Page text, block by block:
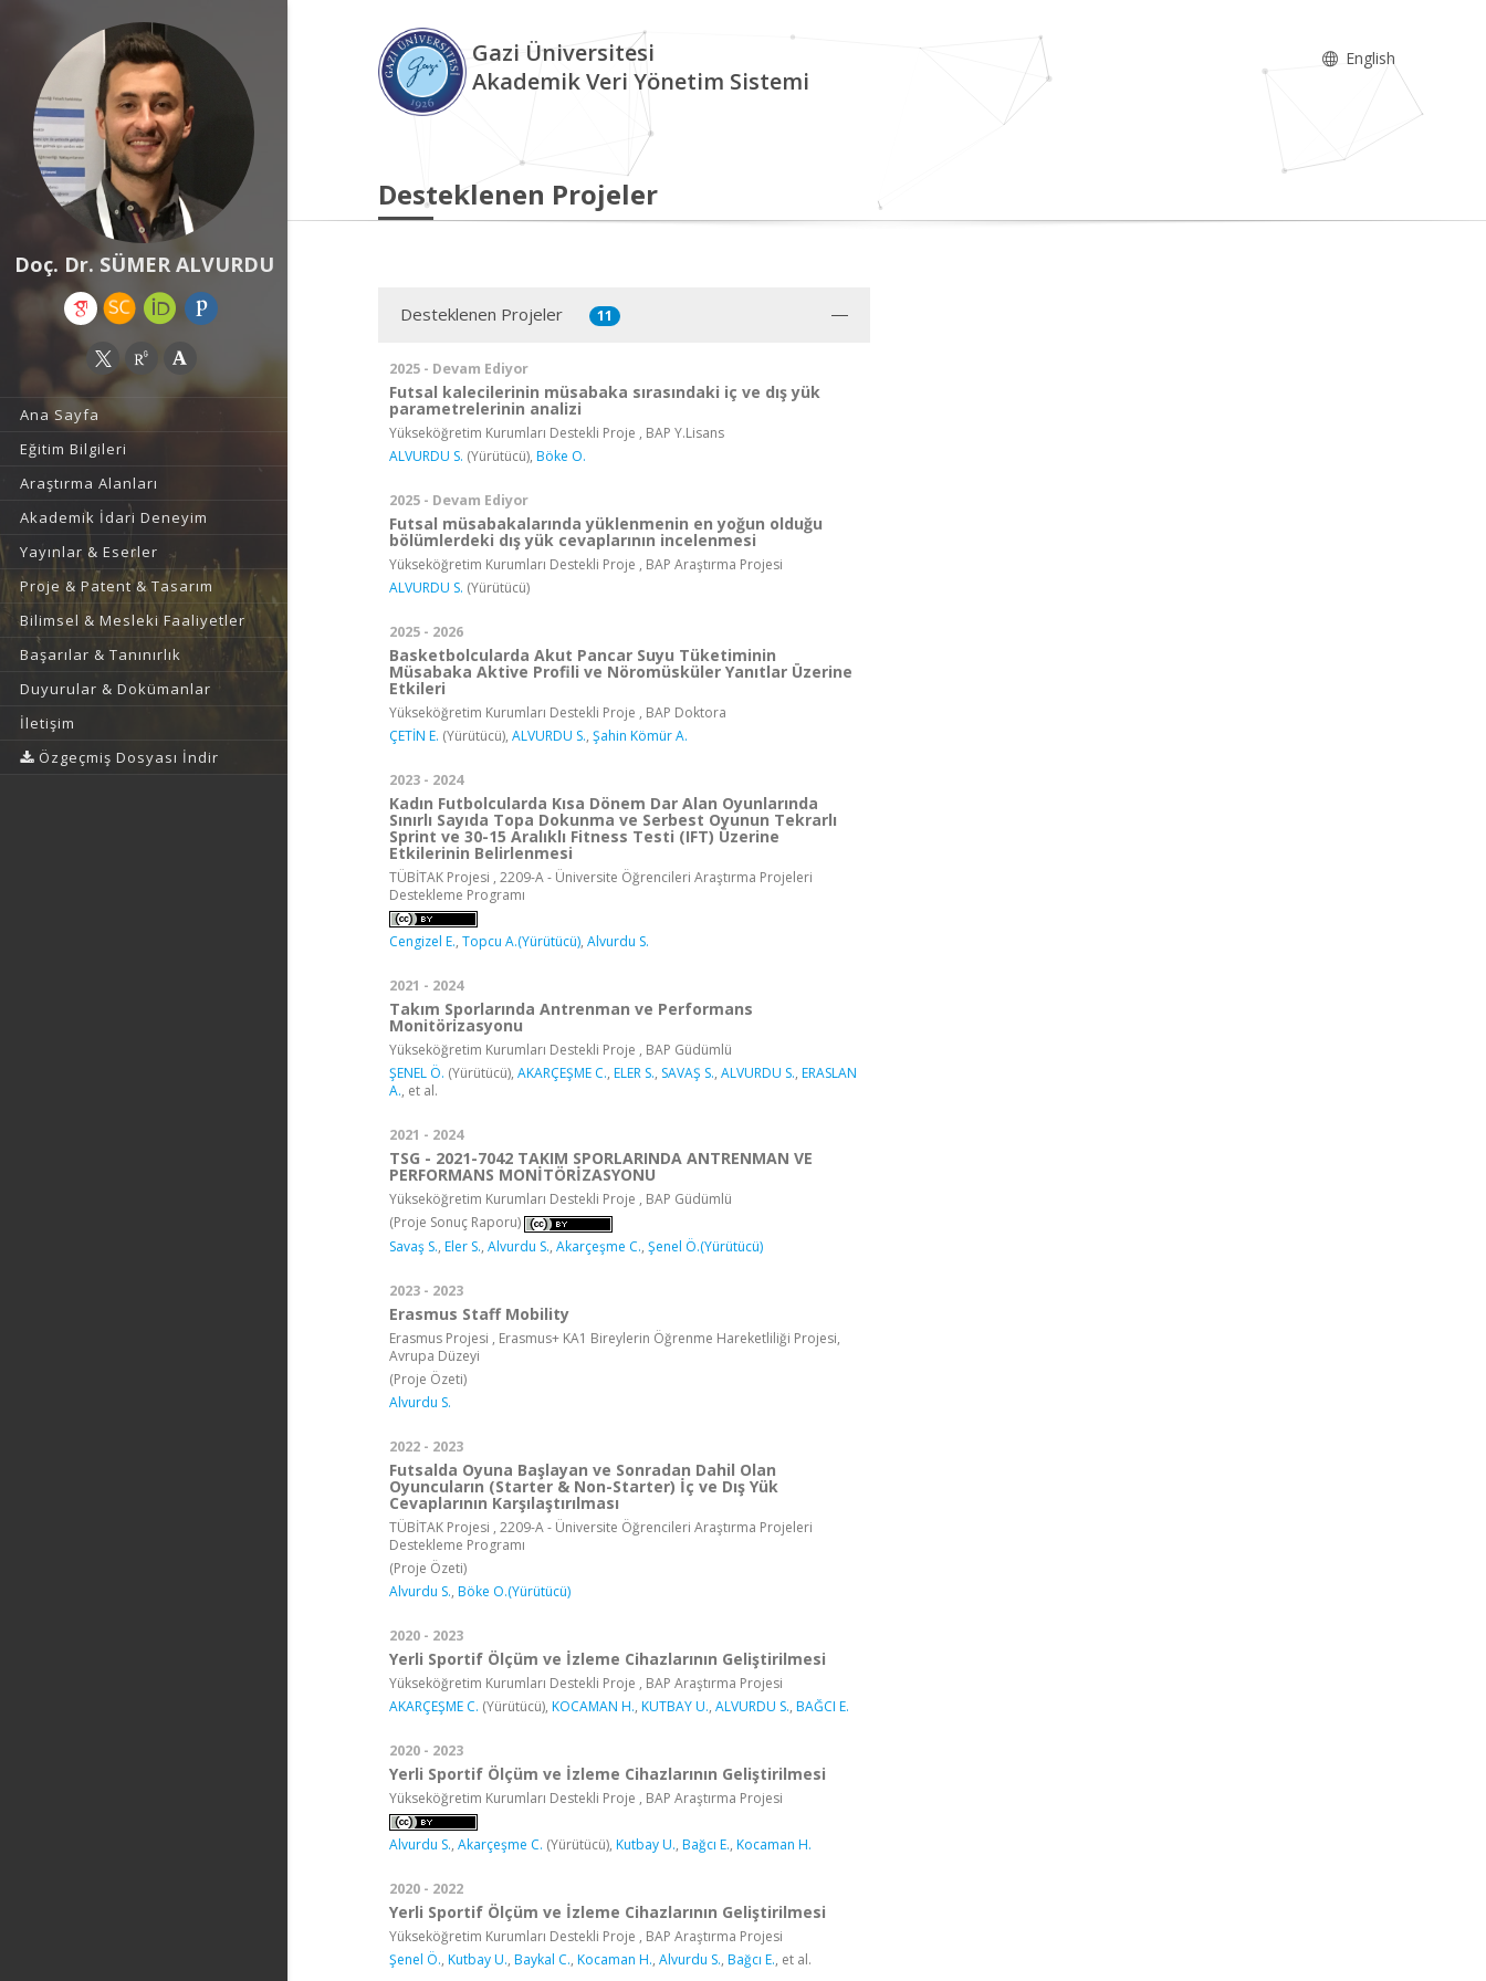
Doç. Dr. SÜMER ALVURDU
Ana Sayfa
Eğitim Bilgileri
Araştırma Alanları
Akademik İdari Deneyim
Yayınlar & Eserler
Proje & Patent & Tasarım
Bilimsel & Mesleki Faaliyetler
Başarılar & Tanınırlık
Duyurular & Dokümanlar
İletişim
Özgeçmiş Dosyası İndir
Gazi Üniversitesi
Akademik Veri Yönetim Sistemi
English
Desteklenen Projeler
Desteklenen Projeler 11
2025 - Devam Ediyor
Futsal kalecilerinin müsabaka sırasındaki iç ve dış yük
parametrelerinin analizi
Yükseköğretim Kurumları Destekli Proje , BAP Y.Lisans
ALVURDU S. (Yürütücü), Böke O.
2025 - Devam Ediyor
Futsal müsabakalarında yüklenmenin en yoğun olduğu
bölümlerdeki dış yük cevaplarının incelenmesi
Yükseköğretim Kurumları Destekli Proje , BAP Araştırma Projesi
ALVURDU S. (Yürütücü)
2025 - 2026
Basketbolcularda Akut Pancar Suyu Tüketiminin
Müsabaka Aktive Profili ve Nöromüsküler Yanıtlar Üzerine
Etkileri
Yükseköğretim Kurumları Destekli Proje , BAP Doktora
ÇETİN E. (Yürütücü), ALVURDU S., Şahin Kömür A.
2023 - 2024
Kadın Futbolcularda Kısa Dönem Dar Alan Oyunlarında
Sınırlı Sayıda Topa Dokunma ve Serbest Oyunun Tekrarlı
Sprint ve 30-15 Aralıklı Fitness Testi (IFT) Üzerine
Etkilerinin Belirlenmesi
TÜBİTAK Projesi , 2209-A - Üniversite Öğrencileri Araştırma Projeleri
Destekleme Programı
Cengizel E., Topcu A.(Yürütücü), Alvurdu S.
2021 - 2024
Takım Sporlarında Antrenman ve Performans
Monitörizasyonu
Yükseköğretim Kurumları Destekli Proje , BAP Güdümlü
ŞENEL Ö. (Yürütücü), AKARÇEŞME C., ELER S., SAVAŞ S., ALVURDU S., ERASLAN
A., et al.
2021 - 2024
TSG - 2021-7042 TAKIM SPORLARINDA ANTRENMAN VE
PERFORMANS MONİTÖRİZASYONU
Yükseköğretim Kurumları Destekli Proje , BAP Güdümlü
(Proje Sonuç Raporu)
Savaş S., Eler S., Alvurdu S., Akarçeşme C., Şenel Ö.(Yürütücü)
2023 - 2023
Erasmus Staff Mobility
Erasmus Projesi , Erasmus+ KA1 Bireylerin Öğrenme Hareketliliği Projesi,
Avrupa Düzeyi
(Proje Özeti)
Alvurdu S.
2022 - 2023
Futsalda Oyuna Başlayan ve Sonradan Dahil Olan
Oyuncuların (Starter & Non-Starter) İç ve Dış Yük
Cevaplarının Karşılaştırılması
TÜBİTAK Projesi , 2209-A - Üniversite Öğrencileri Araştırma Projeleri
Destekleme Programı
(Proje Özeti)
Alvurdu S., Böke O.(Yürütücü)
2020 - 2023
Yerli Sportif Ölçüm ve İzleme Cihazlarının Geliştirilmesi
Yükseköğretim Kurumları Destekli Proje , BAP Araştırma Projesi
AKARÇEŞME C. (Yürütücü), KOCAMAN H., KUTBAY U., ALVURDU S., BAĞCI E.
2020 - 2023
Yerli Sportif Ölçüm ve İzleme Cihazlarının Geliştirilmesi
Yükseköğretim Kurumları Destekli Proje , BAP Araştırma Projesi
Alvurdu S., Akarçeşme C. (Yürütücü), Kutbay U., Bağcı E., Kocaman H.
2020 - 2022
Yerli Sportif Ölçüm ve İzleme Cihazlarının Geliştirilmesi
Yükseköğretim Kurumları Destekli Proje , BAP Araştırma Projesi
Şenel Ö., Kutbay U., Baykal C., Kocaman H., Alvurdu S., Bağcı E., et al.